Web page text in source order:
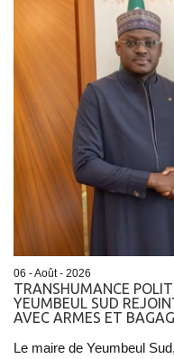
06 - Août - 2026
TRANSHUMANCE
YEUMBEUL SUD
AVEC ARMES ET
Le maire de Yeumbeul